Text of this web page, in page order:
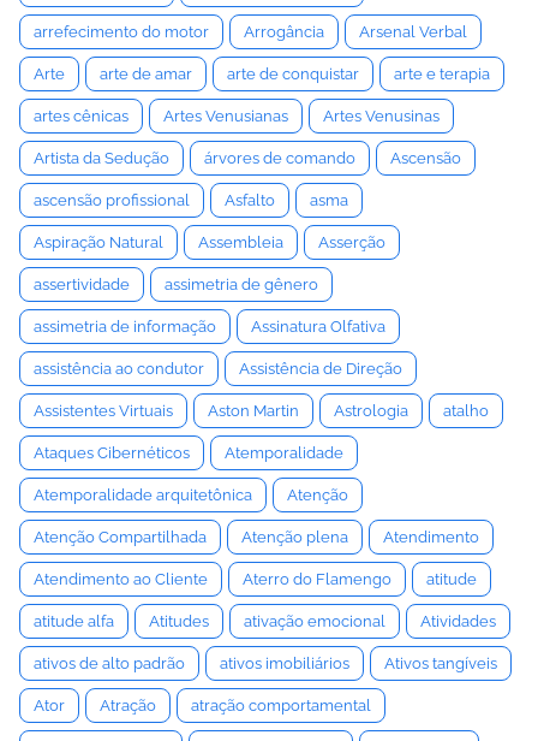
arrefecimento do motor Arrogância Arsenal Verbal
Arte arte de amar arte de conquistar arte e terapia
artes cênicas Artes Venusianas Artes Venusinas
Artista da Sedução árvores de comando Ascensão
ascensão profissional Asfalto asma
Aspiração Natural Assembleia Asserção
assertividade assimetria de gênero
assimetria de informação Assinatura Olfativa
assistência ao condutor Assistência de Direção
Assistentes Virtuais Aston Martin Astrologia atalho
Ataques Cibernéticos Atemporalidade
Atemporalidade arquitetônica Atenção
Atenção Compartilhada Atenção plena Atendimento
Atendimento ao Cliente Aterro do Flamengo atitude
atitude alfa Atitudes ativação emocional Atividades
ativos de alto padrão ativos imobiliários Ativos tangíveis
Ator Atração atração comportamental